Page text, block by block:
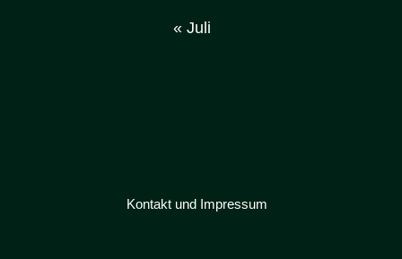
« Juli
Kontakt und Impressum